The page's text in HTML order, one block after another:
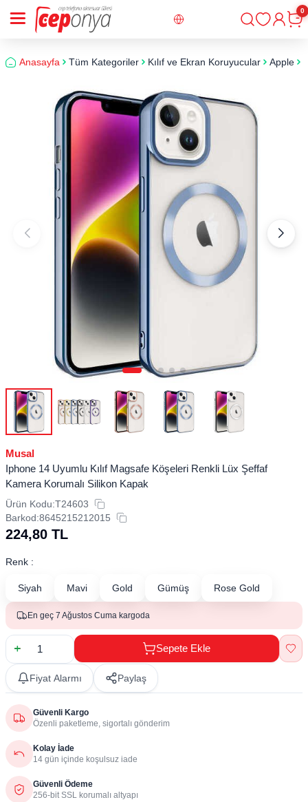
Giriş
0
Anasayfa Tüm Kategoriler Kılıf ve Ekran Koruyucular Apple
Musal
Iphone 14 Uyumlu Kılıf Magsafe Köşeleri Renkli Lüx Şeffaf
Kamera Korumalı Silikon Kapak
Ürün Kodu:T24603
Barkod:8645215212015
224,80 TL
Renk :
Siyah Mavi Gold Gümüş Rose Gold
En geç 7 Ağustos Cuma kargoda
Sepete Ekle
Fiyat Alarmı Paylaş
Güvenli Kargo
Özenli paketleme, sigortalı gönderim
Kolay İade
14 gün içinde koşulsuz iade
Güvenli Ödeme
256-bit SSL korumalı altyapı